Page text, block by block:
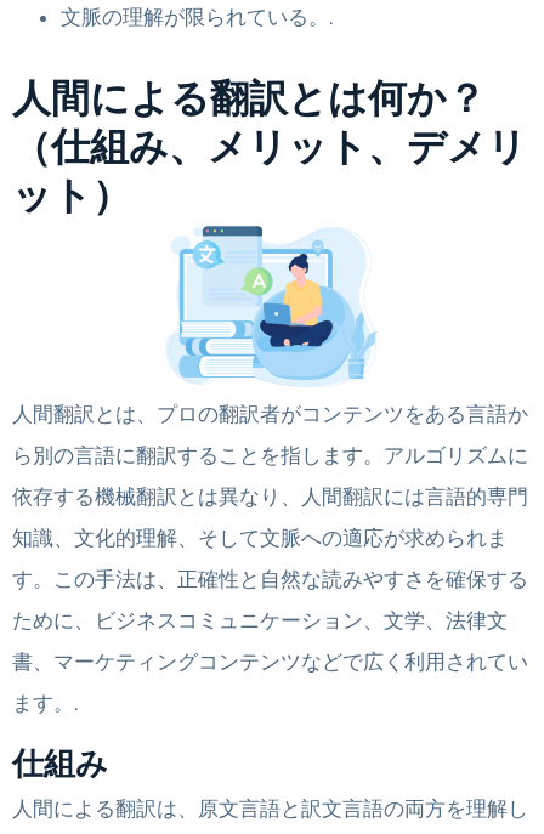
文脈の理解が限られている。.
人間による翻訳とは何か？
（仕組み、メリット、デメリ
ット）
人間翻訳とは、プロの翻訳者がコンテンツをある言語か
ら別の言語に翻訳することを指します。アルゴリズムに
依存する機械翻訳とは異なり、人間翻訳には言語的専門
知識、文化的理解、そして文脈への適応が求められま
す。この手法は、正確性と自然な読みやすさを確保する
ために、ビジネスコミュニケーション、文学、法律文
書、マーケティングコンテンツなどで広く利用されてい
ます。.
仕組み
人間による翻訳は、原文言語と訳文言語の両方を理解し